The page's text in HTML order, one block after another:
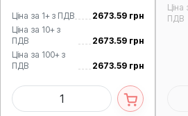
Ціна за 1+ з ПДВ
2673.59 грн
Ціна за 10+ з
ПДВ
2673.59 грн
Ціна за 100+ з
ПДВ
2673.59 грн
Ціна
ПДВ